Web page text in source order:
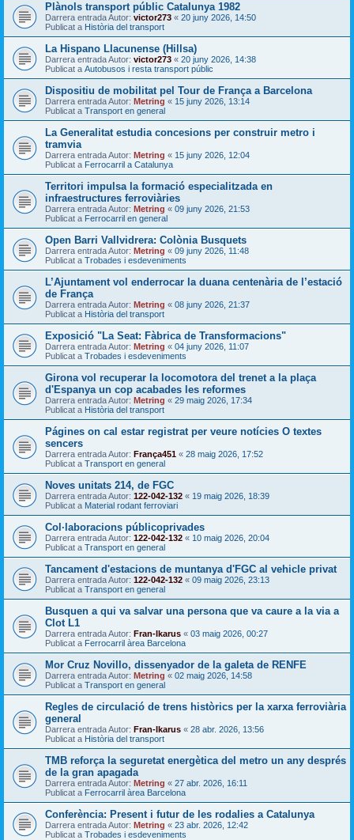
Plànols transport públic Catalunya 1982
Darrera entrada Autor: victor273 « 20 juny 2026, 14:50
Publicat a Història del transport
La Hispano Llacunense (Hillsa)
Darrera entrada Autor: victor273 « 20 juny 2026, 14:38
Publicat a Autobusos i resta transport públic
Dispositiu de mobilitat pel Tour de França a Barcelona
Darrera entrada Autor: Metring « 15 juny 2026, 13:14
Publicat a Transport en general
La Generalitat estudia concesions per construir metro i
tramvia
Darrera entrada Autor: Metring « 15 juny 2026, 12:04
Publicat a Ferrocarril a Catalunya
Territori impulsa la formació especialitzada en
infraestructures ferroviàries
Darrera entrada Autor: Metring « 09 juny 2026, 21:53
Publicat a Ferrocarril en general
Open Barri Vallvidrera: Colònia Busquets
Darrera entrada Autor: Metring « 09 juny 2026, 11:48
Publicat a Trobades i esdeveniments
L’Ajuntament vol enderrocar la duana centenària de l’estació
de França
Darrera entrada Autor: Metring « 08 juny 2026, 21:37
Publicat a Història del transport
Exposició "La Seat: Fàbrica de Transformacions"
Darrera entrada Autor: Metring « 04 juny 2026, 11:07
Publicat a Trobades i esdeveniments
Girona vol recuperar la locomotora del trenet a la plaça
d'Espanya un cop acabades les reformes
Darrera entrada Autor: Metring « 29 maig 2026, 17:34
Publicat a Història del transport
Págines on cal estar registrat per veure notícies O textes
sencers
Darrera entrada Autor: França451 « 28 maig 2026, 17:52
Publicat a Transport en general
Noves unitats 214, de FGC
Darrera entrada Autor: 122-042-132 « 19 maig 2026, 18:39
Publicat a Material rodant ferroviari
Col·laboracions públicoprivades
Darrera entrada Autor: 122-042-132 « 10 maig 2026, 20:04
Publicat a Transport en general
Tancament d'estacions de muntanya d'FGC al vehicle privat
Darrera entrada Autor: 122-042-132 « 09 maig 2026, 23:13
Publicat a Transport en general
Busquen a qui va salvar una persona que va caure a la via a
Clot L1
Darrera entrada Autor: Fran-Ikarus « 03 maig 2026, 00:27
Publicat a Ferrocarril àrea Barcelona
Mor Cruz Novillo, dissenyador de la galeta de RENFE
Darrera entrada Autor: Metring « 02 maig 2026, 14:58
Publicat a Transport en general
Regles de circulació de trens històrics per la xarxa ferroviària
general
Darrera entrada Autor: Fran-Ikarus « 28 abr. 2026, 13:56
Publicat a Història del transport
TMB reforça la seguretat energètica del metro un any després
de la gran apagada
Darrera entrada Autor: Metring « 27 abr. 2026, 16:11
Publicat a Ferrocarril àrea Barcelona
Conferència: Present i futur de les rodalies a Catalunya
Darrera entrada Autor: Metring « 23 abr. 2026, 12:42
Publicat a Trobades i esdeveniments